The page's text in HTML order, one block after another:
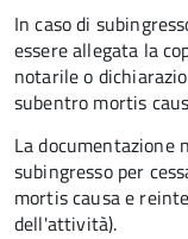
In caso di
essere allegata la
notarile o
subentro mortis
La documentazione
subingresso per
mortis causa e
dell'attività).